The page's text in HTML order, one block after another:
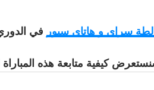
سراي و هاتاي سبور
كيفية متابعة هذه المباراة